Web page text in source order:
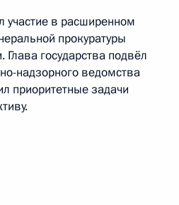
участие в расширенном
прокуратуры
государства подвёл
надзорного ведомства
приоритетные задачи